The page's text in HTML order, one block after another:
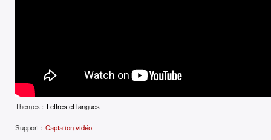
Themes : Lettres et langues
Support : Captation vidéo